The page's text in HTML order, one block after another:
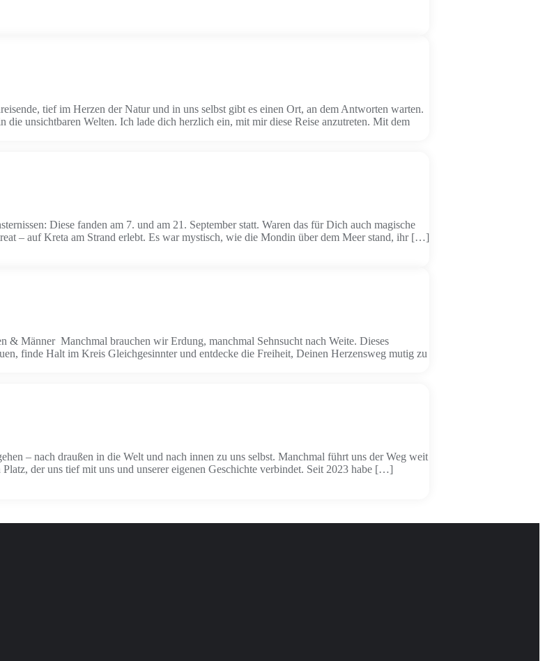
tief im Herzen der Natur und in uns selbst gibt es einen Ort, an dem Antworten warten.
unsichtbaren Welten. Ich lade dich herzlich ein, mit mir diese Reise anzutreten. Mit dem
Diese fanden am 7. und am 21. September statt. Waren das für Dich auch magische
– auf Kreta am Strand erlebt. Es war mystisch, wie die Mondin über dem Meer stand, ihr […]
Männer Manchmal brauchen wir Erdung, manchmal Sehnsucht nach Weite. Dieses
finde Halt im Kreis Gleichgesinnter und entdecke die Freiheit, Deinen Herzensweg mutig zu
– nach draußen in die Welt und nach innen zu uns selbst. Manchmal führt uns der Weg weit
der uns tief mit uns und unserer eigenen Geschichte verbindet. Seit 2023 habe […]